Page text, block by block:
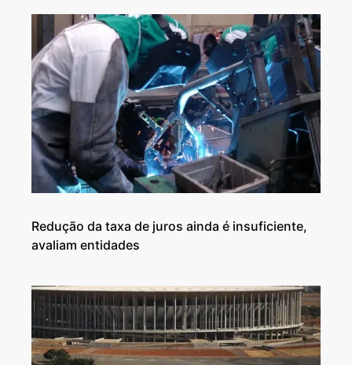
Redução da taxa de juros ainda é insuficiente,
avaliam entidades